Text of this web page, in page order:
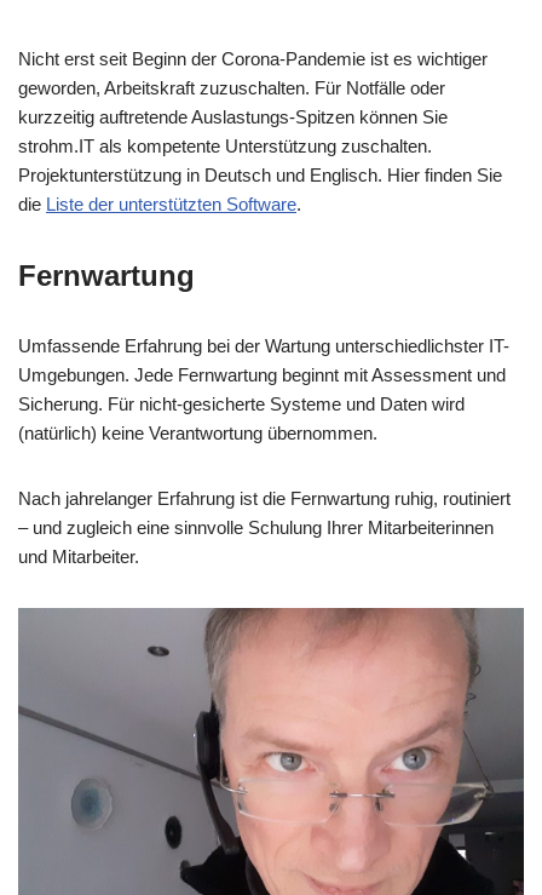
Nicht erst seit Beginn der Corona-Pandemie ist es wichtiger
geworden, Arbeitskraft zuzuschalten. Für Notfälle oder
kurzzeitig auftretende Auslastungs-Spitzen können Sie
strohm.IT als kompetente Unterstützung zuschalten.
Projektunterstützung in Deutsch und Englisch. Hier finden Sie
die Liste der unterstützten Software.
Fernwartung
Umfassende Erfahrung bei der Wartung unterschiedlichster IT-
Umgebungen. Jede Fernwartung beginnt mit Assessment und
Sicherung. Für nicht-gesicherte Systeme und Daten wird
(natürlich) keine Verantwortung übernommen.
Nach jahrelanger Erfahrung ist die Fernwartung ruhig, routiniert
– und zugleich eine sinnvolle Schulung Ihrer Mitarbeiterinnen
und Mitarbeiter.